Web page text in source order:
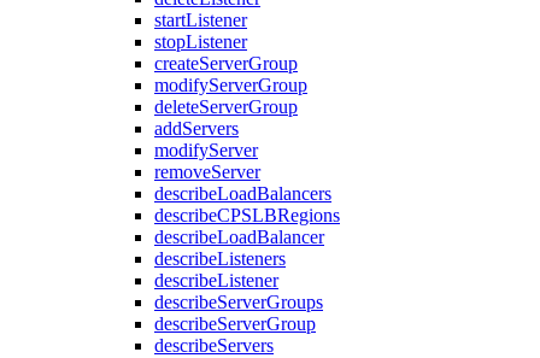
startListener
stopListener
createServerGroup
modifyServerGroup
deleteServerGroup
addServers
modifyServer
removeServer
describeLoadBalancers
describeCPSLBRegions
describeLoadBalancer
describeListeners
describeListener
describeServerGroups
describeServerGroup
describeServers